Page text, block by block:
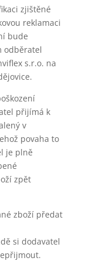
zjištěné
reklamaci
bude
odběratel
s.r.o. na
přijímá k
v
povaha to
je plně
zpět
zboží předat
si dodavatel